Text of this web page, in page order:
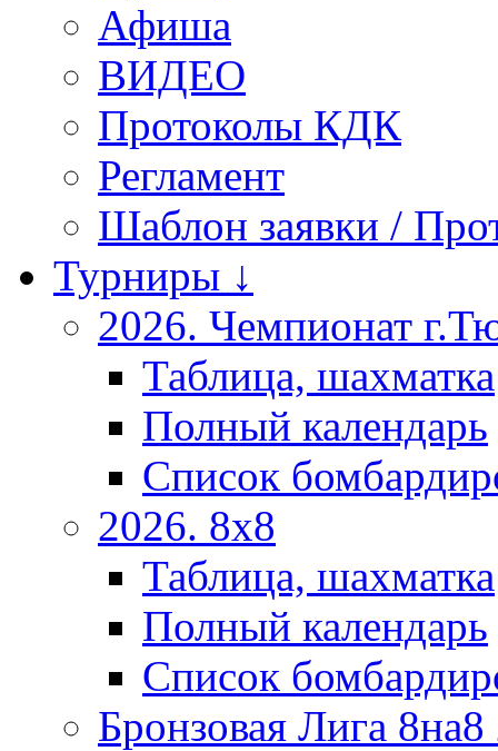
Афиша
ВИДЕО
Протоколы КДК
Регламент
Шаблон заявки /
Турниры ↓
2026. Чемпионат
Таблица, шахматка
Полный календарь
Список
2026. 8х8
Таблица, шахматка
Полный календарь
Список
Бронзовая Лига